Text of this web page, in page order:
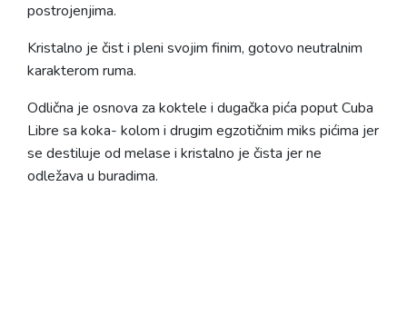
postrojenjima.
Kristalno je čist i pleni svojim finim, gotovo neutralnim
karakterom ruma.
Odlična je osnova za koktele i dugačka pića poput Cuba
Libre sa koka- kolom i drugim egzotičnim miks pićima jer
se destiluje od melase i kristalno je čista jer ne
odležava u buradima.